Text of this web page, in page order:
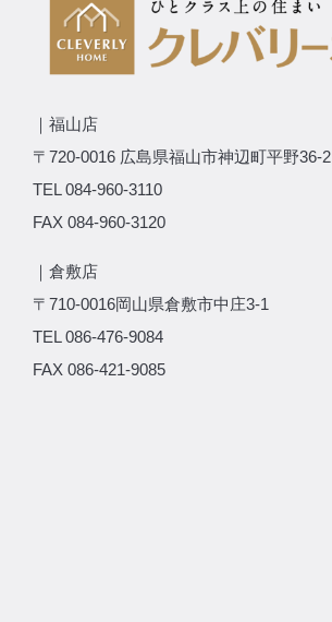
｜福山店
〒720-0016 広島県福山市神辺町平野36-2
TEL 084-960-3110
FAX 084-960-3120
｜倉敷店
〒710-0016岡山県倉敷市中庄3-1
TEL 086-476-9084
FAX 086-421-9085